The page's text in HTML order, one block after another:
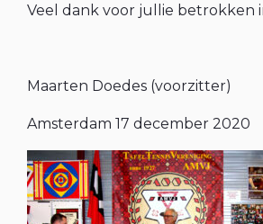
Veel dank voor jullie betrokken
Maarten Doedes (voorzitter)
Amsterdam 17 december 2020